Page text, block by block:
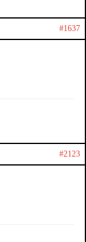
#1637
#2123